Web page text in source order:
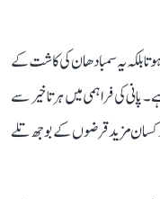
بلکہ یہ سمبا دھان کی کاشت کے
پانی کی فراہمی میں ہر تاخیر سے
کسان مزید قرضوں کے بوجھ تلے